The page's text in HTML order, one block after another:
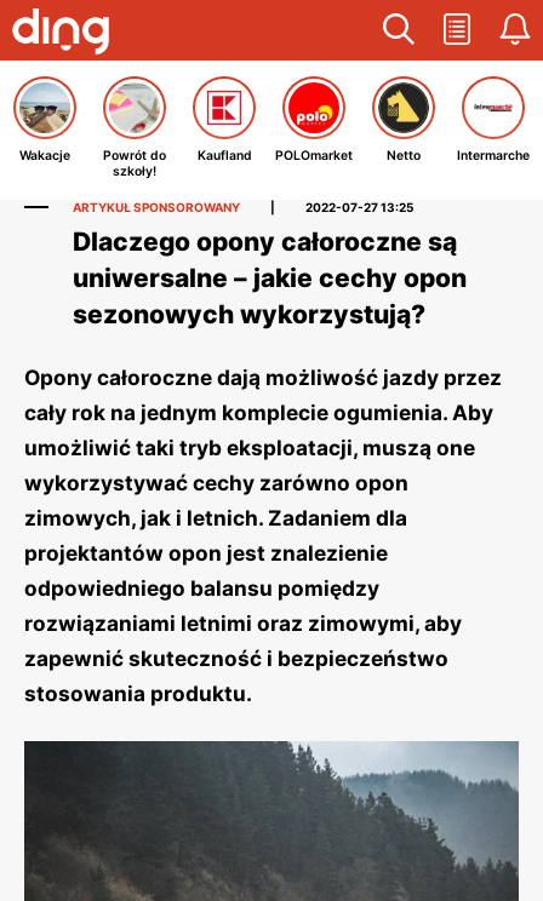
Wakacje
Powrót do
szkoły!
Kaufland POLOmarket Netto Intermarche
ARTYKUŁ SPONSOROWANY 2022-07-27 13:25
Dlaczego opony całoroczne są
uniwersalne – jakie cechy opon
sezonowych wykorzystują?
Opony całoroczne dają możliwość jazdy przez
cały rok na jednym komplecie ogumienia. Aby
umożliwić taki tryb eksploatacji, muszą one
wykorzystywać cechy zarówno opon
zimowych, jak i letnich. Zadaniem dla
projektantów opon jest znalezienie
odpowiedniego balansu pomiędzy
rozwiązaniami letnimi oraz zimowymi, aby
zapewnić skuteczność i bezpieczeństwo
stosowania produktu.